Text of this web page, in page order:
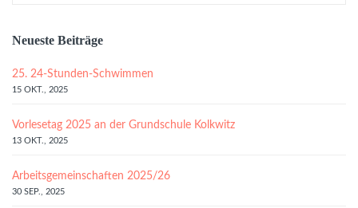
Neueste Beiträge
25. 24-Stunden-Schwimmen
15 OKT., 2025
Vorlesetag 2025 an der Grundschule Kolkwitz
13 OKT., 2025
Arbeitsgemeinschaften 2025/26
30 SEP., 2025